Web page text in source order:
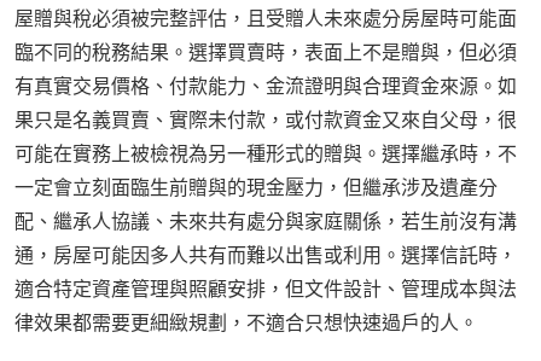
屋贈與稅必須被完整評估，且受贈人未來處分房屋時可能面
臨不同的稅務結果。選擇買賣時，表面上不是贈與，但必須
有真實交易價格、付款能力、金流證明與合理資金來源。如
果只是名義買賣、實際未付款，或付款資金又來自父母，很
可能在實務上被檢視為另一種形式的贈與。選擇繼承時，不
一定會立刻面臨生前贈與的現金壓力，但繼承涉及遺產分
配、繼承人協議、未來共有處分與家庭關係，若生前沒有溝
通，房屋可能因多人共有而難以出售或利用。選擇信託時，
適合特定資產管理與照顧安排，但文件設計、管理成本與法
律效果都需要更細緻規劃，不適合只想快速過戶的人。